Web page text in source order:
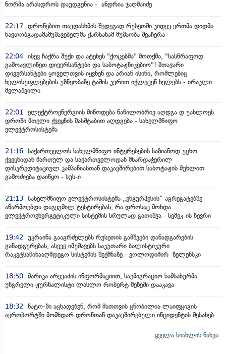
ნორმა არასდროს დაუდგენია - ანდრია ჯაღმაიძე
22:17 დრონებით თავდასხმის შედეგად რუსეთში კიდევ ერთმა დიდმა
ნავთობგადამამუშავებელმა ქარხანამ მუშაობა შეაჩერა
22:04 ისევ ჩაქრა შუქი და ატეხეს "ქოცებმა" მოთქმა, "სასწრაფოდ
გამოავლინეთ დივერსანტები და საბოტაჟნიკებიო"! მთავარი
დივერსანტები ყოველთვის იყვნენ და არიან ისინი, რომლებიც
ხელისუფლებების უზნეობაზე ტაშის კვრით იქლეცენ ხელებს - ირაკლი
მელაშვილი
22:01
ელექტროენერგიის მიწოდება ნაწილობრივ აღდგა დ უახლოეს
დროში მთელი ქვეყნის მასშტაბით აღდგება - სახელმწიფო
ელექტროსისტემა
21:16 საქართველოს სახელმწიფო ინტერესების საზიანოდ უცხო
ქვეყნიდან მართულ და საქართველოდან მხარდაჭერილ
დისკრედიტაციულ კამპანიასთან დაკავშირებით საბოტაჟის მუხლით
გამოძიება დაიწყო - სუს-ი
21:13 სახელმწიფო ელექტროსისტემა „ენგურჰესის“ აგრეგატებზე
აწარმოებდა დაგეგმილ ტესტირებას, რა დროსაც მოხდა
ელექტროენერგეტიკული სისტემის სრულად გათიშვა - სემეკ-ის წევრი
19:42
უკრაინა გააგრძელებს რუსეთის გამშვები დანადგარების
განადგურებას, ასევე იმუშავებს საკუთარი ბალისტიკური
რაკეტსაწინააღმდეგო სისტემის შექმნაზე - ვოლოდიმირ ზელენსკი
18:50 მარიკა არევაძის ინფორმაციით, საემიგრაციო სამსახურმა
უნგრელი ჟურნალისტი ლასლო რობერტ მეზეში დააკავა
18:32
ნატო-ში აცხადებენ, რომ მათთვის ცნობილია ლაიფციგის
აეროპორტში მომხდარ დრონთან დაკავშირებული ინციდენტის შესახებ
ყველა სიახლის ნახვა